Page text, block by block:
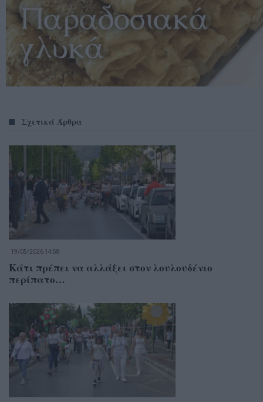
Σχετικά Άρθρα
19/05/2026 14:58
Κάτι πρέπει να αλλάξει στον λουλουδένιο
περίπατο…